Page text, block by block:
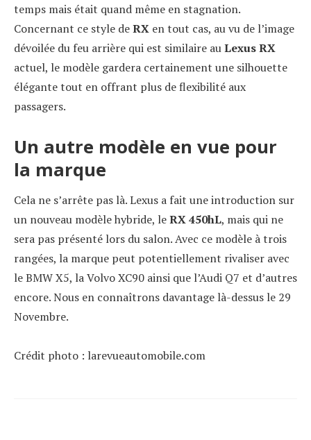
temps mais était quand même en stagnation.
Concernant ce style deRX en tout cas, au vu de l’image
dévoilée du feu arrière qui est similaire auLexus RX
actuel, le modèle gardera certainement une silhouette
élégante tout en offrant plus de flexibilité aux
passagers.
Un autre modèle en vue pour
la marque
Cela ne s’arrête pas là. Lexus a fait une introduction sur
un nouveau modèle hybride, leRX 450hL, mais qui ne
sera pas présenté lors du salon. Avec ce modèle à trois
rangées, la marque peut potentiellement rivaliser avec
le BMW X5, la Volvo XC90 ainsi que l’Audi Q7 et d’autres
encore. Nous en connaîtrons davantage là-dessus le 29
Novembre.
Crédit photo : larevueautomobile.com